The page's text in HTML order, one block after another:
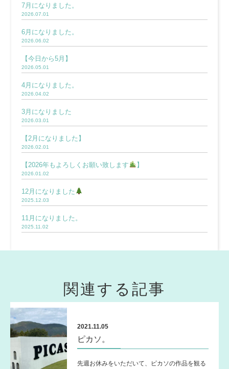
7月になりました。
2026.07.01
6月になりました。
2026.06.02
【今日から5月】
2026.05.01
4月になりました。
2026.04.02
3月になりました
2026.03.01
【2月になりました】
2026.02.01
【2026年もよろしくお願い致します 】
2026.01.02
12月になりました
2025.12.03
11月になりました。
2025.11.02
関連する記事
2021.11.05
ピカソ。
先週お休みをいただいて、ピカソの作品を観る